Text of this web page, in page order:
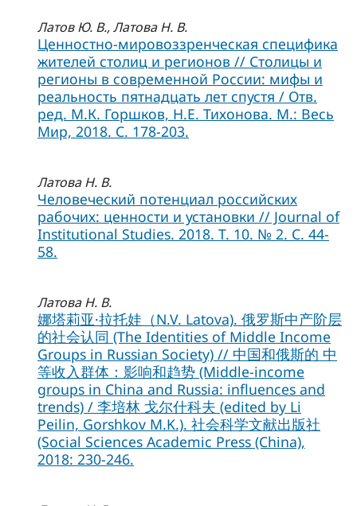
Латов Ю. В., Латова Н. В.
Ценностно-мировоззренческая специфика
жителей столиц и регионов // Столицы и
регионы в современной России: мифы и
реальность пятнадцать лет спустя / Отв.
ред. М.К. Горшков, Н.Е. Тихонова. М.: Весь
Мир, 2018. С. 178-203.
Латова Н. В.
Человеческий потенциал российских
рабочих: ценности и установки // Journal of
Institutional Studies. 2018. Т. 10. № 2. С. 44-
58.
Латова Н. В.
娜塔莉亚·拉托娃（N.V. Latova). 俄罗斯中产阶层
的社会认同 (The Identities of Middle Income
Groups in Russian Society) // 中国和俄斯的 中
等收入群体：影响和趋势 (Middle-income
groups in China and Russia: influences and
trends) / 李培林 戈尔什科夫 (edited by Li
Peilin, Gorshkov M.K.). 社会科学文献出版社
(Social Sciences Academic Press (China),
2018: 230-246.